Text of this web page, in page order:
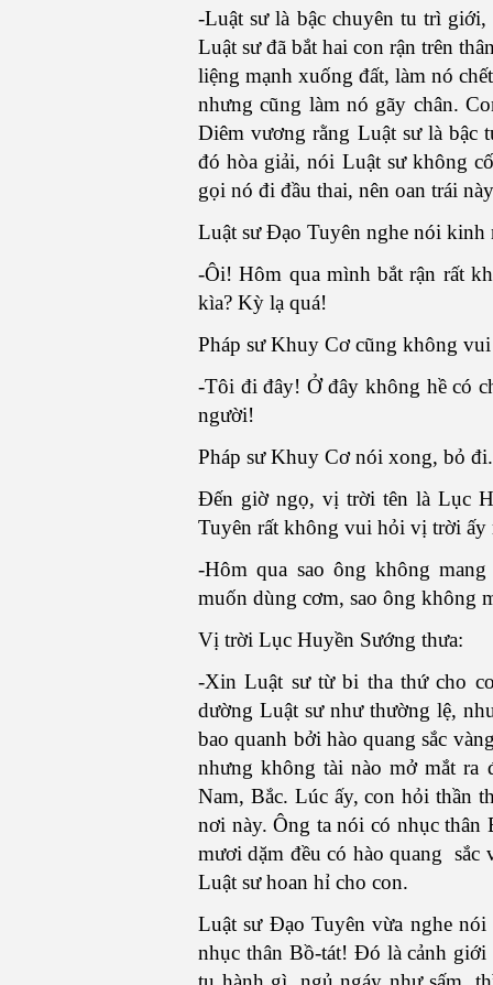
-Luật sư là bậc chuyên tu trì
Luật sư đã bắt hai con rận trên
liệng mạnh xuống đất, làm nó
nhưng cũng làm nó gãy chân.
Diêm vương rằng Luật sư là bậc
đó hòa giải, nói Luật sư không
gọi nó đi đầu thai, nên oan trái
Luật sư Đạo Tuyên nghe nói kinh
-Ôi! Hôm qua mình bắt rận rất
kìa? Kỳ lạ quá!
Pháp sư Khuy Cơ cũng không
-Tôi đi đây! Ở đây không hề có
người!
Pháp sư Khuy Cơ nói xong, bỏ đi.
Đến giờ ngọ, vị trời tên là Lục
Tuyên rất không vui hỏi vị trời ấy
-Hôm qua sao ông không
muốn dùng cơm, sao ông không
Vị trời Lục Huyền Sướng thưa:
-Xin Luật sư từ bi tha thứ cho
dường Luật sư như thường lệ,
bao quanh bởi hào quang sắc
nhưng không tài nào mở mắt ra
Nam, Bắc. Lúc ấy, con hỏi thần
nơi này. Ông ta nói có nhục
mươi dặm đều có hào quang
Luật sư hoan hỉ cho con.
Luật sư Đạo Tuyên vừa nghe
nhục thân Bồ-tát! Đó là cảnh